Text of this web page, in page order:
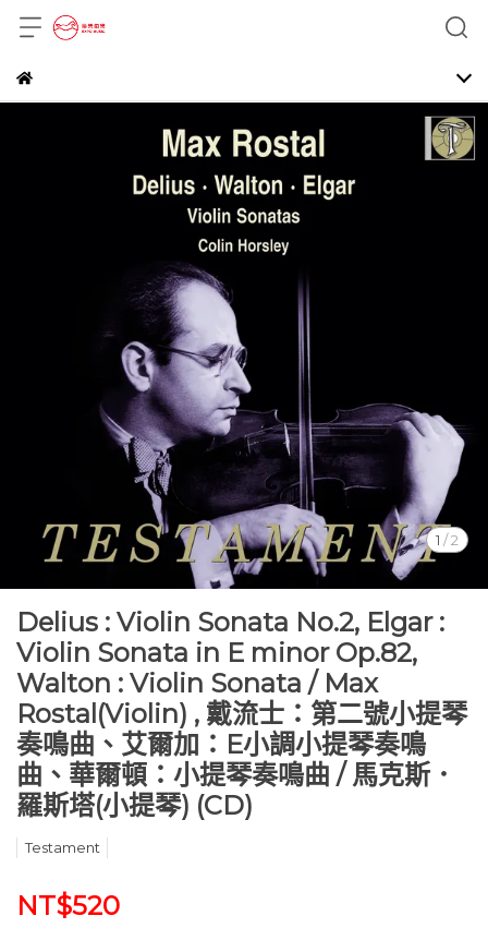
1 /2
Delius : Violin Sonata No.2, Elgar :
Violin Sonata in E minor Op.82,
Walton : Violin Sonata / Max
Rostal(Violin) , 戴流士：第二號小提琴
奏鳴曲、艾爾加：E小調小提琴奏鳴
曲、華爾頓：小提琴奏鳴曲 / 馬克斯．
羅斯塔(小提琴) (CD)
Testament
NT$520